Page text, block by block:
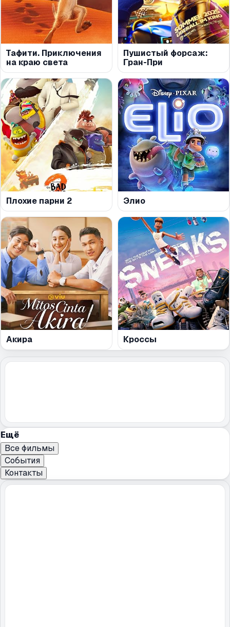
Тафити. Приключения
на краю света
Пушистый форсаж:
Гран-При
Плохие парни 2 Элио
Акира Кроссы
Ещё
Все фильмы
События
Контакты